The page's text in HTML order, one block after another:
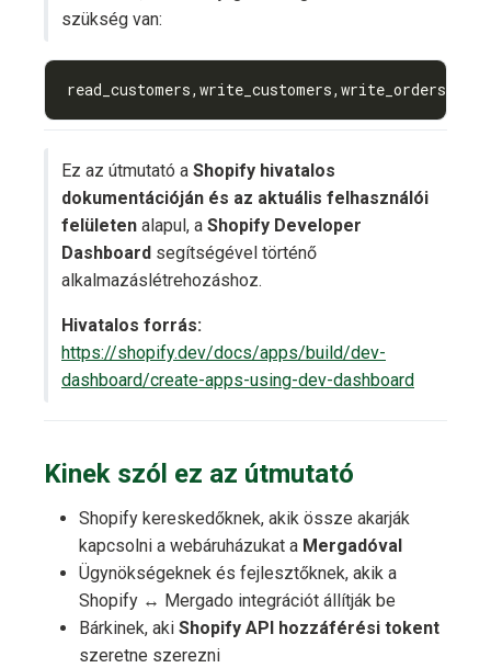
szükség van:
Ez az útmutató a Shopify hivatalos
dokumentációján és az aktuális felhasználói
felületen alapul, a Shopify Developer
Dashboard segítségével történő
alkalmazáslétrehozáshoz.
Hivatalos forrás:
https://shopify.dev/docs/apps/build/dev-
dashboard/create-apps-using-dev-dashboard
Kinek szól ez az útmutató
Shopify kereskedőknek, akik össze akarják
kapcsolni a webáruházukat a Mergadóval
Ügynökségeknek és fejlesztőknek, akik a
Shopify ↔ Mergado integrációt állítják be
Bárkinek, aki Shopify API hozzáférési tokent
szeretne szerezni